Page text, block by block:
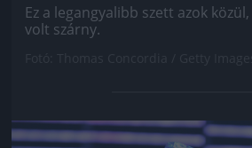
Ez a legangyalibb szett azok
volt szárny.